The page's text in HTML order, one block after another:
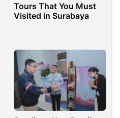
Tours That You Must
Visited in Surabaya